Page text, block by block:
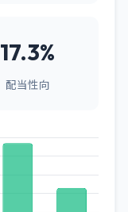
17.3%
配当性向